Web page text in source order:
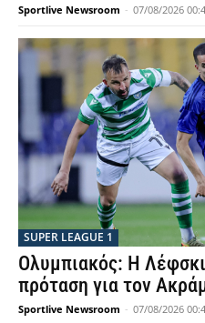
Sportlive Newsroom - 07/08/2026
SUPER LEAGUE 1
Ολυμπιακός: Η
πρόταση για τον
Sportlive Newsroom - 07/08/2026